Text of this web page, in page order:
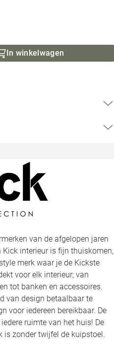
In winkelwagen
van de afgelopen jaren
interieur is fijn thuiskomen,
merk waar je de Kickste
voor elk interieur; van
tot banken en accessoires.
van design betaalbaar te
voor iedereen bereikbaar. De
ruimte van het huis! De
is zonder twijfel de kuipstoel.